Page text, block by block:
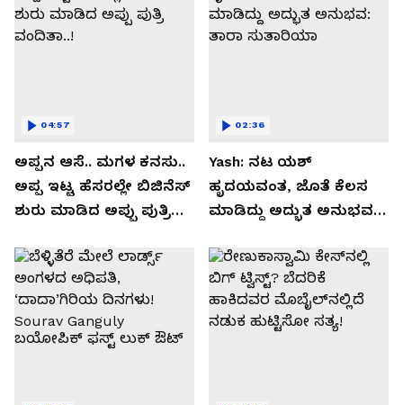
ಅಪ್ಪನ ಆಸೆ.. ಮಗಳ ಕನಸು..
ಅಪ್ಪ ಇಟ್ಟ ಹೆಸರಲ್ಲೇ ಬಿಜಿನೆಸ್​
ಶುರು ಮಾಡಿದ ಅಪ್ಪು ಪುತ್ರಿ
04:57
Yash: ನಟ ಯಶ್​
ಹೃದಯವಂತ, ಜೊತೆ ಕೆಲಸ
ಮಾಡಿದ್ದು ಅದ್ಭುತ ಅನುಭವ:
02:36